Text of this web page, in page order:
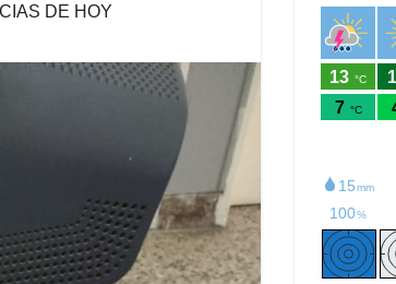
DE HOY